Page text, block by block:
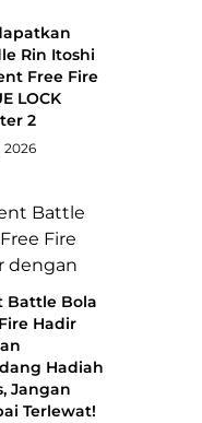
Rin Itoshi
Free Fire
LOCK
2
2026
Battle Bola
Hadir
Hadiah
Jangan
Terlewat!